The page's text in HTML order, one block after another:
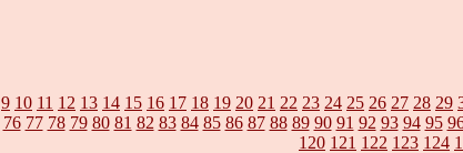
9 10 11 12 13 14 15 16 17 18 19 20 21 22 23 24 25 26 27 28 29
76 77 78 79 80 81 82 83 84 85 86 87 88 89 90 91 92 93 94 95
120 121 122 123 124